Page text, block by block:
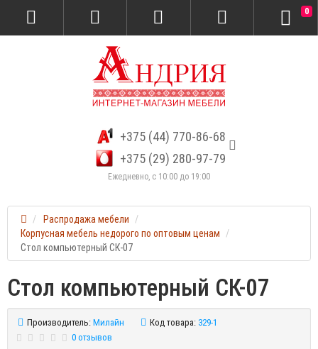
+375 (44) 770-86-68
+375 (29) 280-97-79
Ежедневно, с 10:00 до 19:00
0
Распродажа мебели
Корпусная мебель недорого по оптовым ценам
Стол компьютерный СК-07
Стол компьютерный СК-07
Производитель: Милайн Код товара: 329-1
0 отзывов